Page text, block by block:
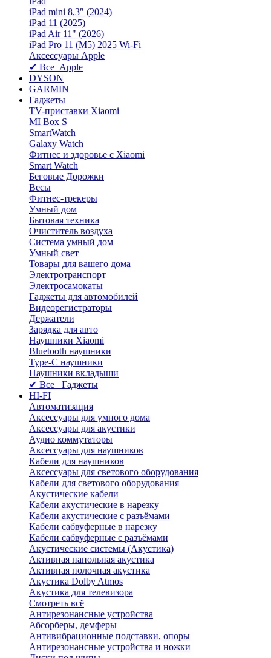
iPad mini 8,3″ (2024)
iPad 11 (2025)
iPad Air 11" (2026)
iPad Pro 11 (M5) 2025 Wi-Fi
Аксессуары Apple
✔ Все Apple
DYSON
GARMIN
Гаджеты
TV-приставки Xiaomi
MI Box S
SmartWatch
Galaxy Watch
Фитнес и здоровье с Xiaomi
Smart Watch
Беговые Дорожки
Весы
Фитнес-трекеры
Умный дом
Бытовая техника
Очиститель воздуха
Система умный дом
Умный свет
Товары для вашего дома
Электротранспорт
Электросамокаты
Гаджеты для автомобилей
Видеорегистраторы
Держатели
Зарядка для авто
Наушники Xiaomi
Bluetooth наушники
Type-C наушники
Наушники вкладыши
✔ Все Гаджеты
HI-FI
Автоматизация
Аксессуары для умного дома
Аксессуары для акустики
Аудио коммутаторы
Аксессуары для наушников
Кабели для наушников
Аксессуары для светового оборудования
Кабели для светового оборудования
Акустические кабели
Кабели акустические в нарезку
Кабели акустические с разъёмами
Кабели сабвуферные в нарезку
Кабели сабвуферные с разъёмами
Акустические системы (Акустика)
Активная напольная акустика
Активная полочная акустика
Акустика Dolby Atmos
Акустика для телевизора
Смотреть всё
Антирезонансные устройства
Абсорберы, демферы
Антивибрационные подставки, опоры
Антирезонансные устройства и ножки